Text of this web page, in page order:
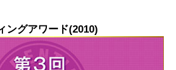
ングアワード(2010)